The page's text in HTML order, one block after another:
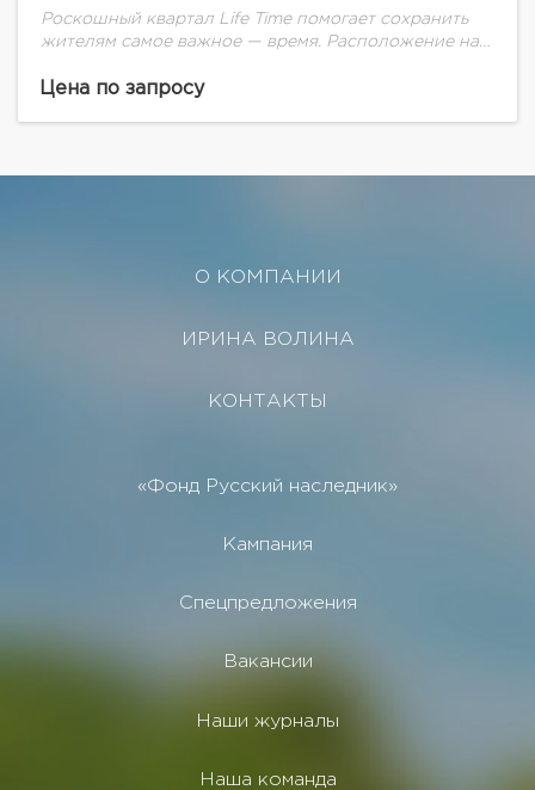
Роскошный квартал Life Time помогает сохранить
жителям самое важное — время. Расположение на
Москвы и Сити. Самая полная инфраструктура:
Цена по запросу
О КОМПАНИИ
ИРИНА ВОЛИНА
КОНТАКТЫ
«Фонд Русский наследник»
Кампания
Спецпредложения
Вакансии
Наши журналы
Наша команда